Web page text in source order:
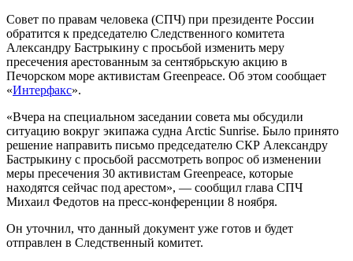
Совет по правам человека (СПЧ) при президенте России
обратится к председателю Следственного комитета
Александру Бастрыкину с просьбой изменить меру
пресечения арестованным за сентябрьскую акцию в
Печорском море активистам Greenpeace. Об этом сообщает
«Интерфакс».
«Вчера на специальном заседании совета мы обсудили
ситуацию вокруг экипажа судна Arctic Sunrise. Было принято
решение направить письмо председателю СКР Александру
Бастрыкину с просьбой рассмотреть вопрос об изменении
меры пресечения 30 активистам Greenpeace, которые
находятся сейчас под арестом», — сообщил глава СПЧ
Михаил Федотов на пресс-конференции 8 ноября.
Он уточнил, что данный документ уже готов и будет
отправлен в Следственный комитет.